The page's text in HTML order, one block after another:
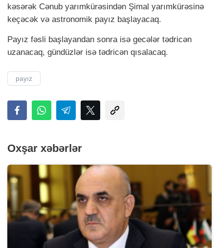
kəsərək Cənub yarımkürəsindən Şimal yarımkürəsinə
keçəcək və astronomik payız başlayacaq.
Payız fəsli başlayandan sonra isə gecələr tədricən
uzanacaq, gündüzlər isə tədricən qısalacaq.
payız
Oxşar xəbərlər